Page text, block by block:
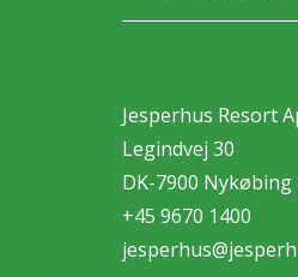
Jesperhus Resort
Legindvej 30
DK-7900
+45 9670 1400